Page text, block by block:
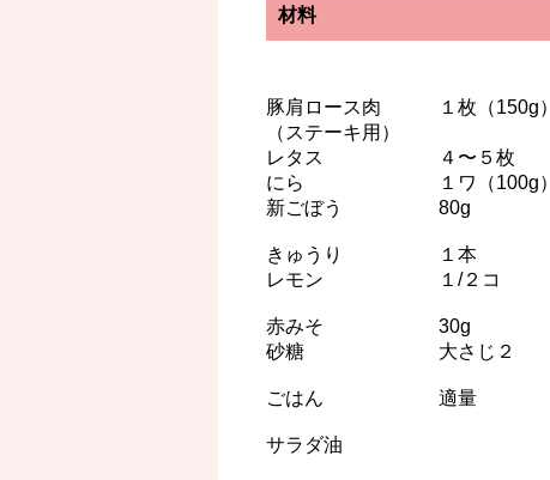
材料
豚肩ロース肉 １枚（150g）
（ステーキ用）
レタス ４〜５枚
にら １ワ（100g）
新ごぼう 80g
きゅうり １本
レモン １/２コ
赤みそ 30g
砂糖 大さじ２
ごはん 適量
サラダ油